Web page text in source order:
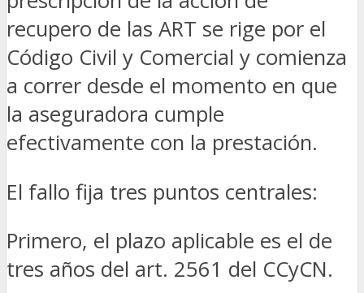
recupero de las ART se rige por el
Código Civil y Comercial y comienza
a correr desde el momento en que
la aseguradora cumple
efectivamente con la prestación.
El fallo fija tres puntos centrales:
Primero, el plazo aplicable es el de
tres años del art. 2561 del CCyCN.